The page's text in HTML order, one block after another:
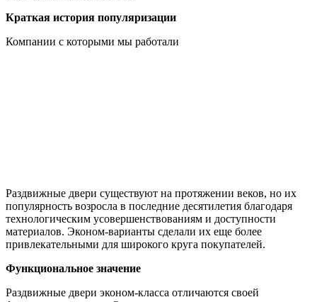
Краткая история популяризации
Компании с которыми мы работали
Раздвижные двери существуют на протяжении веков, но их
популярность возросла в последние десятилетия благодаря
технологическим усовершенствованиям и доступности
материалов. Эконом-варианты сделали их еще более
привлекательными для широкого круга покупателей.
Функциональное значение
Раздвижные двери эконом-класса отличаются своей